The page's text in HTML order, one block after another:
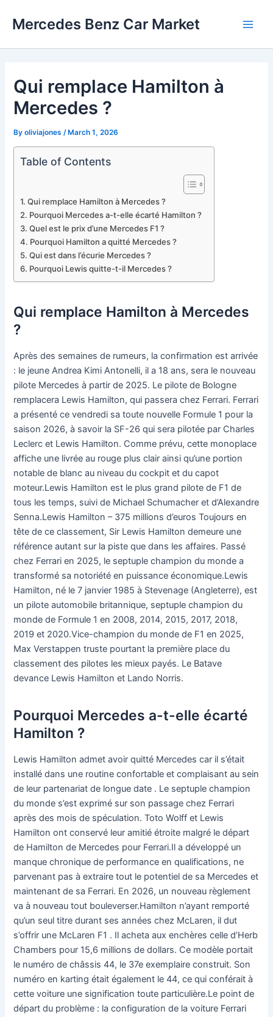
Mercedes Benz Car Market
Qui remplace Hamilton à
Mercedes ?
Byoliviajones /March 1, 2026
Table of Contents
Qui remplace Hamilton à Mercedes ?
Pourquoi Mercedes a-t-elle écarté Hamilton ?
Quel est le prix d’une Mercedes F1 ?
Pourquoi Hamilton a quitté Mercedes ?
Qui est dans l’écurie Mercedes ?
Pourquoi Lewis quitte-t-il Mercedes ?
Qui remplace Hamilton à Mercedes
?
Après des semaines de rumeurs, la confirmation est arrivée
: le jeune Andrea Kimi Antonelli, il a 18 ans, sera le nouveau
pilote Mercedes à partir de 2025. Le pilote de Bologne
remplacera Lewis Hamilton, qui passera chez Ferrari. Ferrari
a présenté ce vendredi sa toute nouvelle Formule 1 pour la
saison 2026, à savoir la SF-26 qui sera pilotée par Charles
Leclerc et Lewis Hamilton. Comme prévu, cette monoplace
affiche une livrée au rouge plus clair ainsi qu’une portion
notable de blanc au niveau du cockpit et du capot
moteur.Lewis Hamilton est le plus grand pilote de F1 de
tous les temps, suivi de Michael Schumacher et d’Alexandre
Senna.Lewis Hamilton – 375 millions d’euros Toujours en
tête de ce classement, Sir Lewis Hamilton demeure une
référence autant sur la piste que dans les affaires. Passé
chez Ferrari en 2025, le septuple champion du monde a
transformé sa notoriété en puissance économique.Lewis
Hamilton, né le 7 janvier 1985 à Stevenage (Angleterre), est
un pilote automobile britannique, septuple champion du
monde de Formule 1 en 2008, 2014, 2015, 2017, 2018,
2019 et 2020.Vice-champion du monde de F1 en 2025,
Max Verstappen truste pourtant la première place du
classement des pilotes les mieux payés. Le Batave
devance Lewis Hamilton et Lando Norris.
Pourquoi Mercedes a-t-elle écarté
Hamilton ?
Lewis Hamilton admet avoir quitté Mercedes car il s’était
installé dans une routine confortable et complaisant au sein
de leur partenariat de longue date . Le septuple champion
du monde s’est exprimé sur son passage chez Ferrari
après des mois de spéculation. Toto Wolff et Lewis
Hamilton ont conservé leur amitié étroite malgré le départ
de Hamilton de Mercedes pour Ferrari.Il a développé un
manque chronique de performance en qualifications, ne
parvenant pas à extraire tout le potentiel de sa Mercedes et
maintenant de sa Ferrari. En 2026, un nouveau règlement
va à nouveau tout bouleverser.Hamilton n’ayant remporté
qu’un seul titre durant ses années chez McLaren, il dut
s’offrir une McLaren F1 . Il acheta aux enchères celle d’Herb
Chambers pour 15,6 millions de dollars. Ce modèle portait
le numéro de châssis 44, le 37e exemplaire construit. Son
numéro en karting était également le 44, ce qui conférait à
cette voiture une signification toute particulière.Le point de
départ du problème : la configuration de la voiture Ferrari